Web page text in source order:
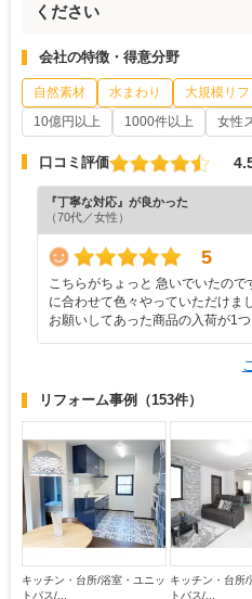
ください
会社の特徴・得意分野
自然素材 水まわり 大規模リ
10億円以上
1000件以上 女性
口コミ評価
『丁寧な対応』が良かった
（70代／女性）
5
こちらがちょっと 急いでいたの
に合わせて色々やっていただけま
お願いしてあった商品の入荷が1
リフォーム事例 （153件）
キッチン・台所/浴室・ユニッ
トバス/...
キッチン・台所/
トバス/...